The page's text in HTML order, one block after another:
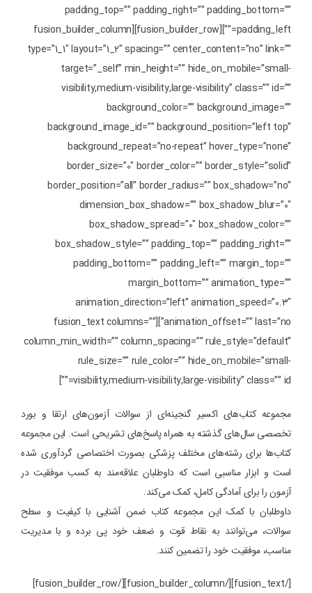
padding_top=”” padding_right=”” padding_bottom=””
padding_left=””][fusion_builder_row][fusion_builder_column
type=”1_1″ layout=”1_2″ spacing=”” center_content=”no” link=””
target=”_self” min_height=”” hide_on_mobile=”small-
visibility,medium-visibility,large-visibility” class=”” id=””
background_color=”” background_image=””
background_image_id=”” background_position=”left top”
background_repeat=”no-repeat” hover_type=”none”
border_size=”0″ border_color=”” border_style=”solid”
border_position=”all” border_radius=”” box_shadow=”no”
dimension_box_shadow=”” box_shadow_blur=”0″
box_shadow_spread=”0″ box_shadow_color=””
box_shadow_style=”” padding_top=”” padding_right=””
padding_bottom=”” padding_left=”” margin_top=””
margin_bottom=”” animation_type=””
animation_direction=”left” animation_speed=”0.3″
animation_offset=”” last=”no”][fusion_text columns=””
column_min_width=”” column_spacing=”” rule_style=”default”
rule_size=”” rule_color=”” hide_on_mobile=”small-
visibility,medium-visibility,large-visibility” class=”” id=””]
مجموعه کتاب‌های اکسیر گنجینه‌ای از سوالات آزمون‌های ارتقا و بورد
تخصصی سال‌های گذشته به همراه پاسخ‌های تشریحی است. این مجموعه
کتاب‌ها برای رشته‌های مختلف پزشکی بصورت اختصاصی گردآوری شده
است و ابزار مناسبی است که داوطلبان علاقه‌مند به کسب موفقیت در
آزمون را برای آمادگی کامل، کمک می‌کند.
داوطلبان با کمک این مجموعه کتاب ضمن آشنایی با کیفیت و سطح
سوالات، می‌توانند به نقاط قوت و ضعف خود پی برده و با مدیریت
مناسب، موفقیت خود را تضمین کنند.
[/fusion_text][/fusion_builder_column][/fusion_builder_row]